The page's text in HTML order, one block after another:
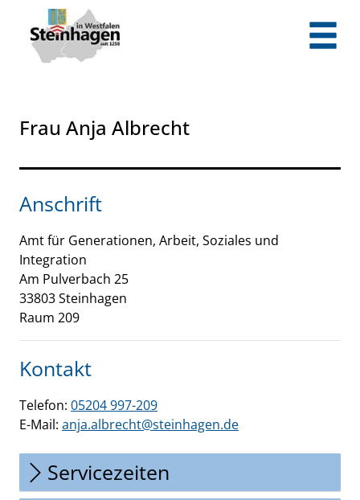
Zum Hauptinhalt springen
Zum Header
Zum Hauptinhalt
Zum Footer
Frau Anja Albrecht
Anschrift
Amt für Generationen, Arbeit, Soziales und
Integration
Am Pulverbach 25
33803Steinhagen
Raum 209
Kontakt
Telefon: 05204 997-209
E-Mail: anja.albrecht@steinhagen.de
Servicezeiten